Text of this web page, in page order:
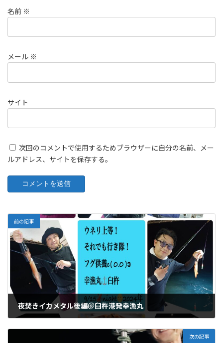
名前 ※
メール ※
サイト
次回のコメントで使用するためブラウザーに自分の名前、メー
ルアドレス、サイトを保存する。
前の記事
夜焚きイカメタル後編＠臼杵港発幸漁丸
次の記事